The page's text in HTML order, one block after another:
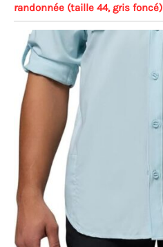
randonnée (taille 44, gris foncé)